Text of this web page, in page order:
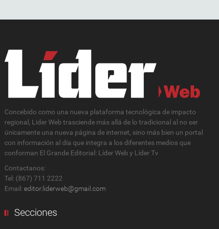
Concebido como una nueva plataforma tecnológica de impacto
regional, Lider Web trasciende más allá de lo tradicional al no ser
únicamente una nueva página de internet, sino más bien un portal
con información al día que integra a los diferentes medios que
conforman El Grande Editorial: Líder Web y Líder Tv
Contactanos:
Tel: (867) 711 2222
Email: editor.liderweb@gmail.com
Secciones